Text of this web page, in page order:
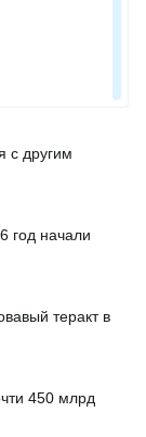
с другим
год начали
теракт в
450 млрд